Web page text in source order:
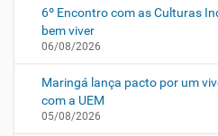
6º Encontro com as Culturas
bem viver
06/08/2026
Maringá lança pacto por um
com a UEM
05/08/2026